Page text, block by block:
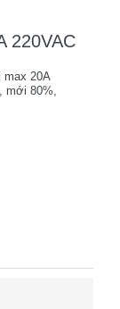
220VAC
max 20A
mới 80%,